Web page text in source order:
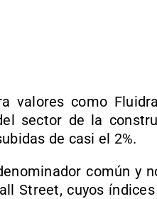
valores como
sector de la
de casi el 2%.
común y
Street, cuyos